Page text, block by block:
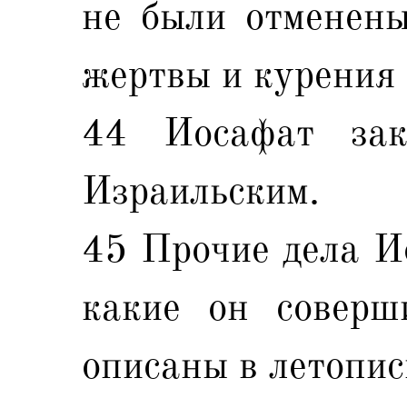
не были
жертвы и курения
44 Иосафат
Израильским.
45 Прочие дела
какие он
описаны в